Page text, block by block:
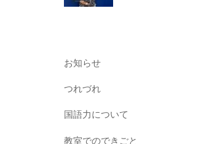
お知らせ
つれづれ
国語力について
教室でのできごと